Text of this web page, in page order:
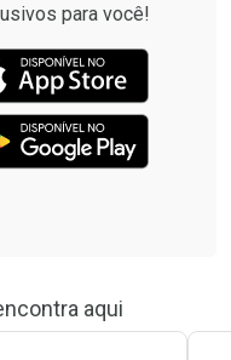
para você!
aqui